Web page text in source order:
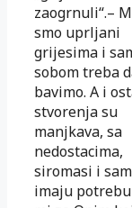
zaogrnuli“.–
smo uprljani
grijesima i
sobom treba
bavimo. A i
stvorenja su
manjkava, sa
nedostacima,
siromasi i
imaju